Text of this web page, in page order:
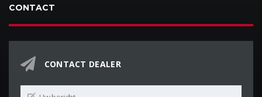
CONTACT
CONTACT DEALER